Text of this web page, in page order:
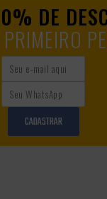
DE
CADASTRAR